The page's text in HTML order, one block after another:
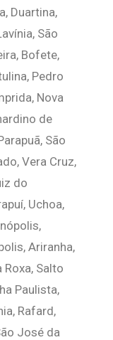
Duartina,
São
Bofete,
Pedro
Nova
de
São
Vera Cruz,
do
Uchoa,
Ariranha,
Roxa, Salto
Paulista,
Rafard,
José da